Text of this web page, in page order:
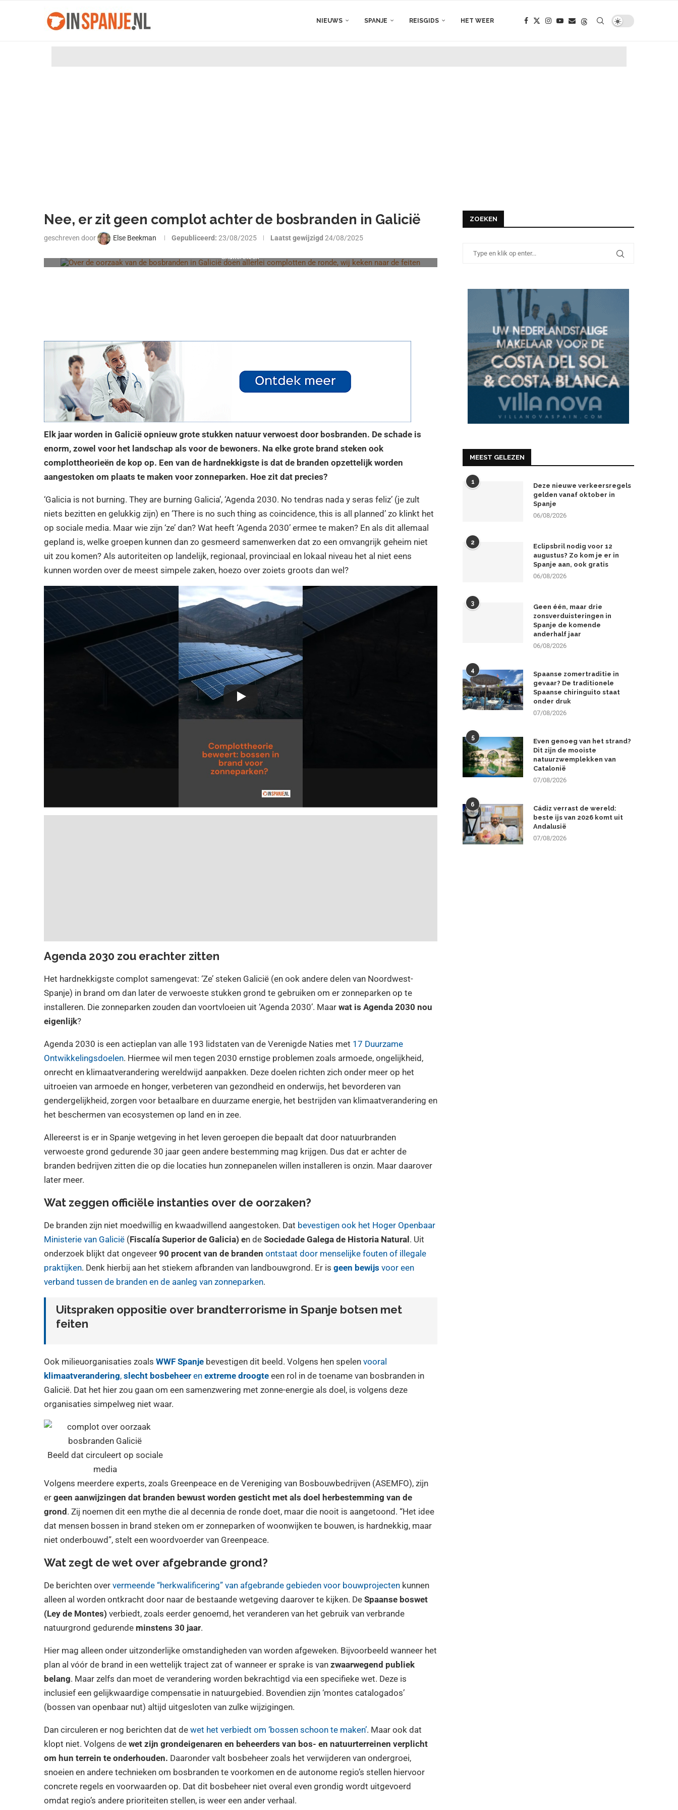
NIEUWS SPANJE REISGIDS HET WEER
Nee, er zit geen complot achter de bosbranden in Galicië
geschreven door Else Beekman Gepubliceerd: 23/08/2025 Laatst gewijzigd 24/08/2025
Shutterstock
Elk jaar worden in Galicië opnieuw grote stukken natuur verwoest door bosbranden. De schade is
enorm, zowel voor het landschap als voor de bewoners. Na elke grote brand steken ook
complottheorieën de kop op. Een van de hardnekkigste is dat de branden opzettelijk worden
aangestoken om plaats te maken voor zonneparken. Hoe zit dat precies?
‘Galicia is not burning. They are burning Galicia’, ‘Agenda 2030. No tendras nada y seras feliz’ (je zult
niets bezitten en gelukkig zijn) en ‘There is no such thing as coincidence, this is all planned’ zo klinkt het
op sociale media. Maar wie zijn ‘ze’ dan? Wat heeft ‘Agenda 2030’ ermee te maken? En als dit allemaal
gepland is, welke groepen kunnen dan zo gesmeerd samenwerken dat zo een omvangrijk geheim niet
uit zou komen? Als autoriteiten op landelijk, regionaal, provinciaal en lokaal niveau het al niet eens
kunnen worden over de meest simpele zaken, hoezo over zoiets groots dan wel?
Agenda 2030 zou erachter zitten
Het hardnekkigste complot samengevat: ‘Ze’ steken Galicië (en ook andere delen van Noordwest-
Spanje) in brand om dan later de verwoeste stukken grond te gebruiken om er zonneparken op te
installeren. Die zonneparken zouden dan voortvloeien uit ‘Agenda 2030’. Maar wat is Agenda 2030 nou
eigenlijk?
Agenda 2030 is een actieplan van alle 193 lidstaten van de Verenigde Naties met 17 Duurzame
Ontwikkelingsdoelen. Hiermee wil men tegen 2030 ernstige problemen zoals armoede, ongelijkheid,
onrecht en klimaatverandering wereldwijd aanpakken. Deze doelen richten zich onder meer op het
uitroeien van armoede en honger, verbeteren van gezondheid en onderwijs, het bevorderen van
gendergelijkheid, zorgen voor betaalbare en duurzame energie, het bestrijden van klimaatverandering en
het beschermen van ecosystemen op land en in zee.
Allereerst is er in Spanje wetgeving in het leven geroepen die bepaalt dat door natuurbranden
verwoeste grond gedurende 30 jaar geen andere bestemming mag krijgen. Dus dat er achter de
branden bedrijven zitten die op die locaties hun zonnepanelen willen installeren is onzin. Maar daarover
later meer.
Wat zeggen officiële instanties over de oorzaken?
De branden zijn niet moedwillig en kwaadwillend aangestoken. Dat bevestigen ook het Hoger Openbaar
Ministerie van Galicië (Fiscalía Superior de Galicia) en de Sociedade Galega de Historia Natural. Uit
onderzoek blijkt dat ongeveer 90 procent van de branden ontstaat door menselijke fouten of illegale
praktijken. Denk hierbij aan het stiekem afbranden van landbouwgrond. Er is geen bewijs voor een
verband tussen de branden en de aanleg van zonneparken.
Uitspraken oppositie over brandterrorisme in Spanje botsen met
feiten
Ook milieuorganisaties zoals WWF Spanje bevestigen dit beeld. Volgens hen spelen vooral
klimaatverandering, slecht bosbeheer en extreme droogte een rol in de toename van bosbranden in
Galicië. Dat het hier zou gaan om een samenzwering met zonne-energie als doel, is volgens deze
organisaties simpelweg niet waar.
Beeld dat circuleert op sociale
media
Volgens meerdere experts, zoals Greenpeace en de Vereniging van Bosbouwbedrijven (ASEMFO), zijn
er geen aanwijzingen dat branden bewust worden gesticht met als doel herbestemming van de
grond. Zij noemen dit een mythe die al decennia de ronde doet, maar die nooit is aangetoond. “Het idee
dat mensen bossen in brand steken om er zonneparken of woonwijken te bouwen, is hardnekkig, maar
niet onderbouwd”, stelt een woordvoerder van Greenpeace.
Wat zegt de wet over afgebrande grond?
De berichten over vermeende “herkwalificering” van afgebrande gebieden voor bouwprojecten kunnen
alleen al worden ontkracht door naar de bestaande wetgeving daarover te kijken. De Spaanse boswet
(Ley de Montes) verbiedt, zoals eerder genoemd, het veranderen van het gebruik van verbrande
natuurgrond gedurende minstens 30 jaar.
Hier mag alleen onder uitzonderlijke omstandigheden van worden afgeweken. Bijvoorbeeld wanneer het
plan al vóór de brand in een wettelijk traject zat of wanneer er sprake is van zwaarwegend publiek
belang. Maar zelfs dan moet de verandering worden bekrachtigd via een specifieke wet. Deze is
inclusief een gelijkwaardige compensatie in natuurgebied. Bovendien zijn ‘montes catalogados’
(bossen van openbaar nut) altijd uitgesloten van zulke wijzigingen.
Dan circuleren er nog berichten dat de wet het verbiedt om ‘bossen schoon te maken’. Maar ook dat
klopt niet. Volgens de wet zijn grondeigenaren en beheerders van bos- en natuurterreinen verplicht
om hun terrein te onderhouden. Daaronder valt bosbeheer zoals het verwijderen van ondergroei,
snoeien en andere technieken om bosbranden te voorkomen en de autonome regio’s stellen hiervoor
concrete regels en voorwaarden op. Dat dit bosbeheer niet overal even grondig wordt uitgevoerd
omdat regio’s andere prioriteiten stellen, is weer een ander verhaal.
ZOEKEN
MEEST GELEZEN
1
Deze nieuwe verkeersregels
gelden vanaf oktober in
Spanje
06/08/2026
2
Eclipsbril nodig voor 12
augustus? Zo kom je er in
Spanje aan, ook gratis
06/08/2026
3
Geen één, maar drie
zonsverduisteringen in
Spanje de komende
anderhalf jaar
06/08/2026
4
Spaanse zomertraditie in
gevaar? De traditionele
Spaanse chiringuito staat
onder druk
07/08/2026
5
Even genoeg van het strand?
Dit zijn de mooiste
natuurzwemplekken van
Catalonië
07/08/2026
6
Cádiz verrast de wereld:
beste ijs van 2026 komt uit
Andalusië
07/08/2026